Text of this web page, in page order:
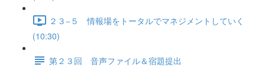
２３−５ 情報場をトータルでマネジメントしていく
(10:30)
第２３回 音声ファイル＆宿題提出